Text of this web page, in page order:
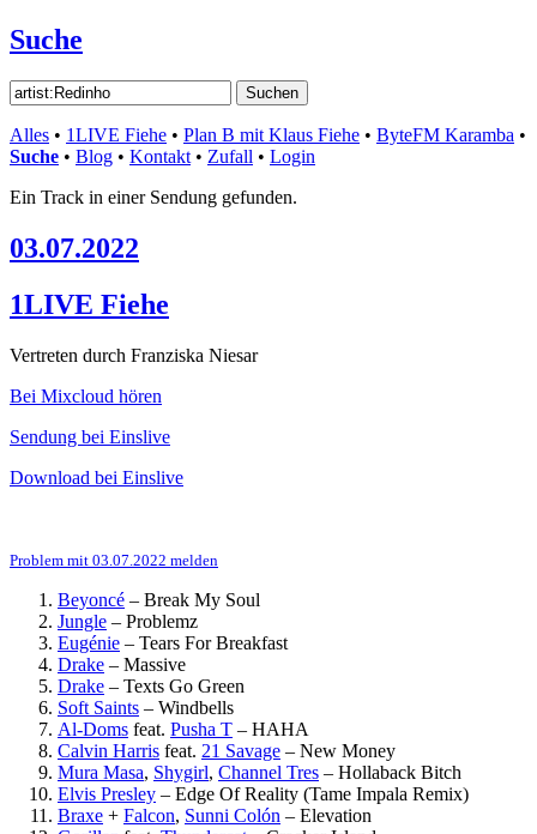
Suche
Alles • 1LIVE Fiehe • Plan B mit Klaus Fiehe • ByteFM Karamba •
Suche • Blog • Kontakt • Zufall • Login
Ein Track in einer Sendung gefunden.
03.07.2022
1LIVE Fiehe
Vertreten durch Franziska Niesar
Bei Mixcloud hören
Sendung bei Einslive
Download bei Einslive
Problem mit 03.07.2022 melden
Beyoncé – Break My Soul
Jungle – Problemz
Eugénie – Tears For Breakfast
Drake – Massive
Drake – Texts Go Green
Soft Saints – Windbells
Al-Doms feat. Pusha T – HAHA
Calvin Harris feat. 21 Savage – New Money
Mura Masa, Shygirl, Channel Tres – Hollaback Bitch
Elvis Presley – Edge Of Reality (Tame Impala Remix)
Braxe + Falcon, Sunni Colón – Elevation